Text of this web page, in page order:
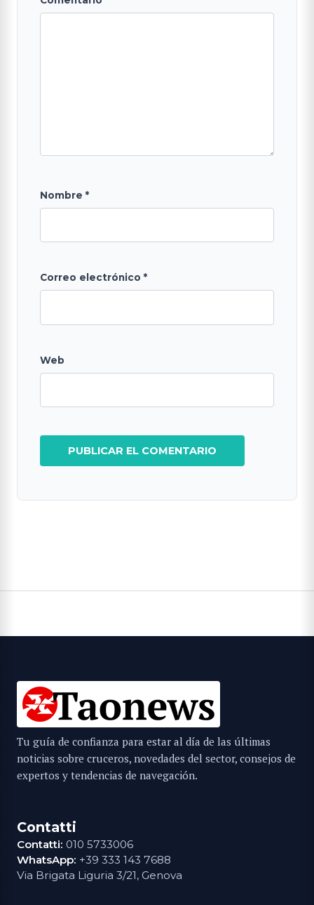
Nombre *
Correo electrónico *
Web
Tu guía de confianza para estar al día de las últimas
noticias sobre cruceros, novedades del sector, consejos de
expertos y tendencias de navegación.
Contatti
Contatti: 010 5733006
WhatsApp: +39 333 143 7688
Via Brigata Liguria 3/21, Genova